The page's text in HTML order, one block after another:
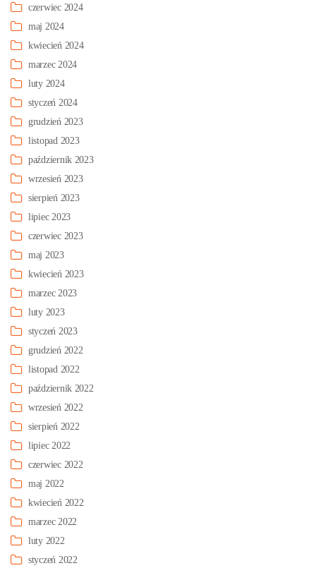
czerwiec 2024
maj 2024
kwiecień 2024
marzec 2024
luty 2024
styczeń 2024
grudzień 2023
listopad 2023
październik 2023
wrzesień 2023
sierpień 2023
lipiec 2023
czerwiec 2023
maj 2023
kwiecień 2023
marzec 2023
luty 2023
styczeń 2023
grudzień 2022
listopad 2022
październik 2022
wrzesień 2022
sierpień 2022
lipiec 2022
czerwiec 2022
maj 2022
kwiecień 2022
marzec 2022
luty 2022
styczeń 2022